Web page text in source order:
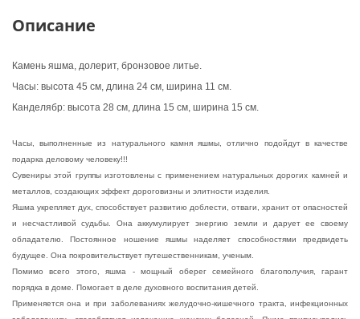
Описание
Камень яшма, долерит, бронзовое литье.
Часы: высота 45 см, длина 24 см, ширина 11 см.
Канделябр: высота 28 см, длина 15 см, ширина 15 см.
Часы, выполненные из натурального камня яшмы, отлично подойдут в качестве
подарка деловому человеку!!!
Сувениры этой группы изготовлены с применением натуральных дорогих камней и
металлов, создающих эффект дороговизны и элитности изделия.
Яшма укрепляет дух, способствует развитию доблести, отваги, хранит от опасностей
и несчастливой судьбы. Она аккумулирует энергию земли и дарует ее своему
обладателю. Постоянное ношение яшмы наделяет способностями предвидеть
будущее. Она покровительствует путешественникам, ученым.
Помимо всего этого, яшма - мощный оберег семейного благополучия, гарант
порядка в доме. Помогает в деле духовного воспитания детей.
Применяется она и при заболеваниях желудочно-кишечного тракта, инфекционных